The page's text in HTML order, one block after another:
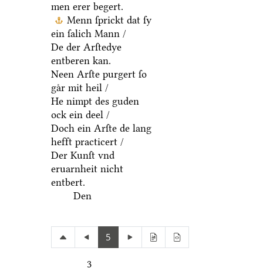
men erer begert.
Menn ſprickt dat ſy
ein ſalich Mann /
De der Arſtedye
entberen kan.
Neen Arſte purgert ſo
gaͤr mit heil /
He nimpt des guden
ock ein deel /
Doch ein Arſte de lang
hefft practicert /
Der Kunſt vnd
eruarnheit nicht
entbert.
Den
5
3